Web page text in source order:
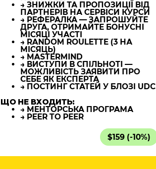
→ ЗНИЖКИ ТА ПРОПОЗИЦІЇ ВІД
ПАРТНЕРІВ НА СЕРВІСИ КУРСИ
→ РЕФЕРАЛКА — ЗАПРОШУЙТЕ
ДРУГА, ОТРИМАЙТЕ БОНУСНІ
МІСЯЦІ УЧАСТІ
→ RANDOM ROULETTE (3 НА
МІСЯЦЬ)
→ MASTERMIND
→ ВИСТУПИ В СПІЛЬНОТІ —
МОЖЛИВІСТЬ ЗАЯВИТИ ПРО
СЕБЕ ЯК ЕКСПЕРТА
→ ПОСТИНГ СТАТЕЙ У БЛОЗІ UDC
ЩО НЕ ВХОДИТЬ:
→ МЕНТОРСЬКА ПРОГРАМА
→ PEER TO PEER
$159 (-10%)